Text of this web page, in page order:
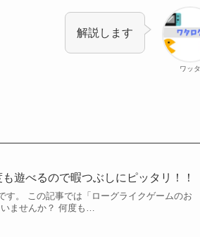
ワッタ
解説します
遊べるので暇つぶしにピッタリ！！
す。 この記事では「ローグライクゲームのお
ませんか？ 何度も…